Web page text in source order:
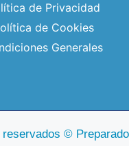
de Privacidad
de Cookies
Generales
reservados ©